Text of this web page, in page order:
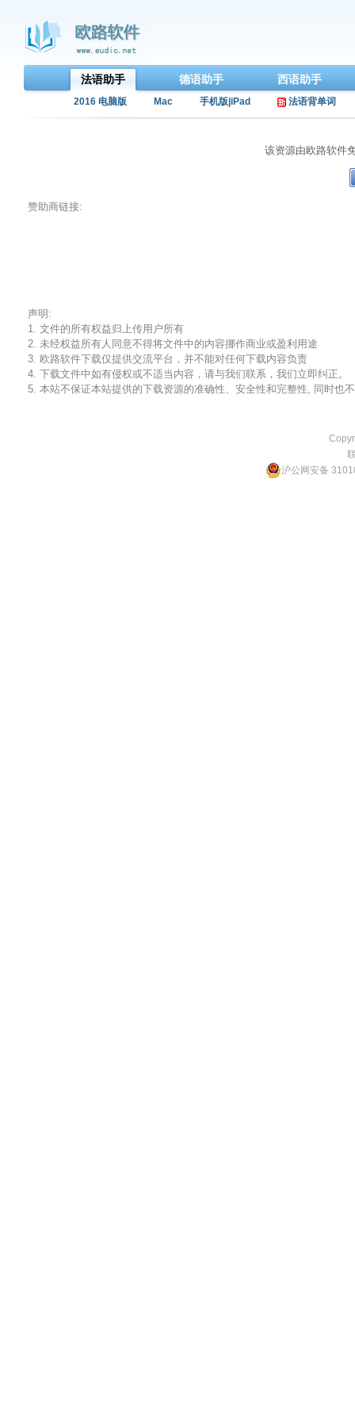
法语助手 德语助手 西语助手
2016 电脑版 Mac 手机版|iPad 法语背单词
该资源由欧路软件
赞助商链接:
声明:
1. 文件的所有权益归上传用户所有
2. 未经权益所有人同意不得将文件中的内容挪作商业或盈利用途
3. 欧路软件下载仅提供交流平台，并不能对任何下载内容负责
4. 下载文件中如有侵权或不适当内容，请与我们联系，我们立即纠正。
5. 本站不保证本站提供的下载资源的准确性、安全性和完整性, 同时也
沪公网安备